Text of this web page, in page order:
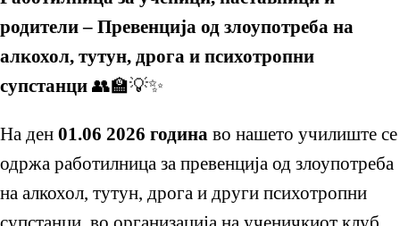
родители – Превенција од злоупотреба на
алкохол, тутун, дрога и психотропни
супстанци 👥🏫💡✨
На ден 01.06 2026 година во нашето училиште се
одржа работилница за превенција од злоупотреба
на алкохол, тутун, дрога и други психотропни